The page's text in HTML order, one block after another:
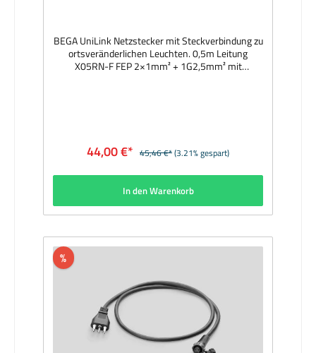
BEGA UniLink Netzstecker mit Steckverbindung zu
ortsveränderlichen Leuchten. 0,5m Leitung
X05RN-F FEP 2×1mm² + 1G2,5mm² mit
Leitung 500Lieferzeit: 1 Woche
44,00 €* 45,46 €*(3.21% gespart)
In den Warenkorb
%